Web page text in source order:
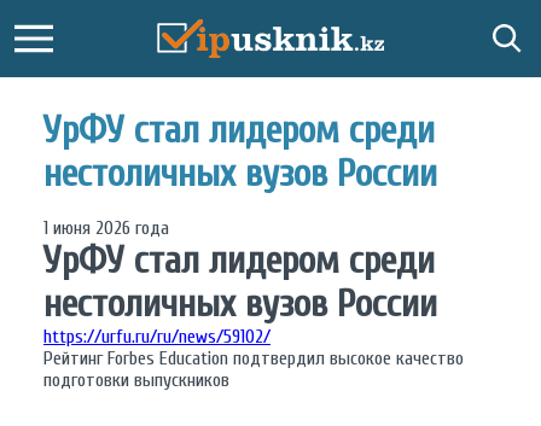
УрФУ стал лидером среди
нестоличных вузов России
1 июня 2026 года
УрФУ стал лидером среди
нестоличных вузов России
https://urfu.ru/ru/news/59102/
Рейтинг Forbes Education подтвердил высокое качество
подготовки выпускников